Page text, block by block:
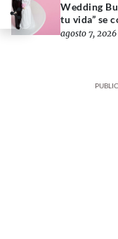
Wedding
tu vida” se
agosto 7, 2026